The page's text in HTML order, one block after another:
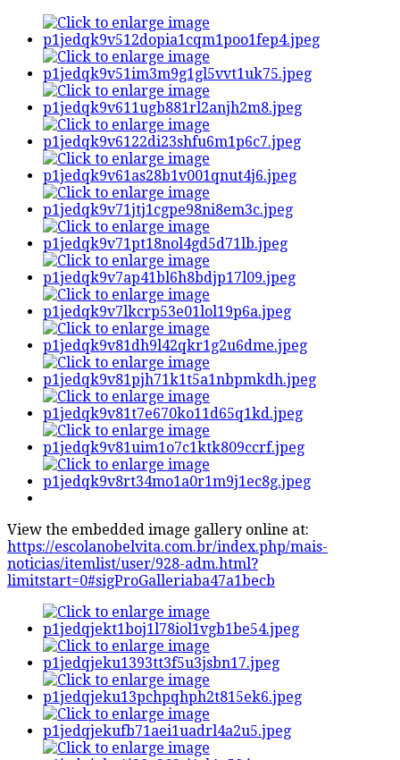
View the embedded image gallery online at:
https://escolanobelvita.com.br/index.php/mais-
noticias/itemlist/user/928-adm.html?
limitstart=0#sigProGalleriaba47a1becb